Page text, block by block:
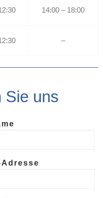
14:00 – 18:00
–
Sie uns
Adresse